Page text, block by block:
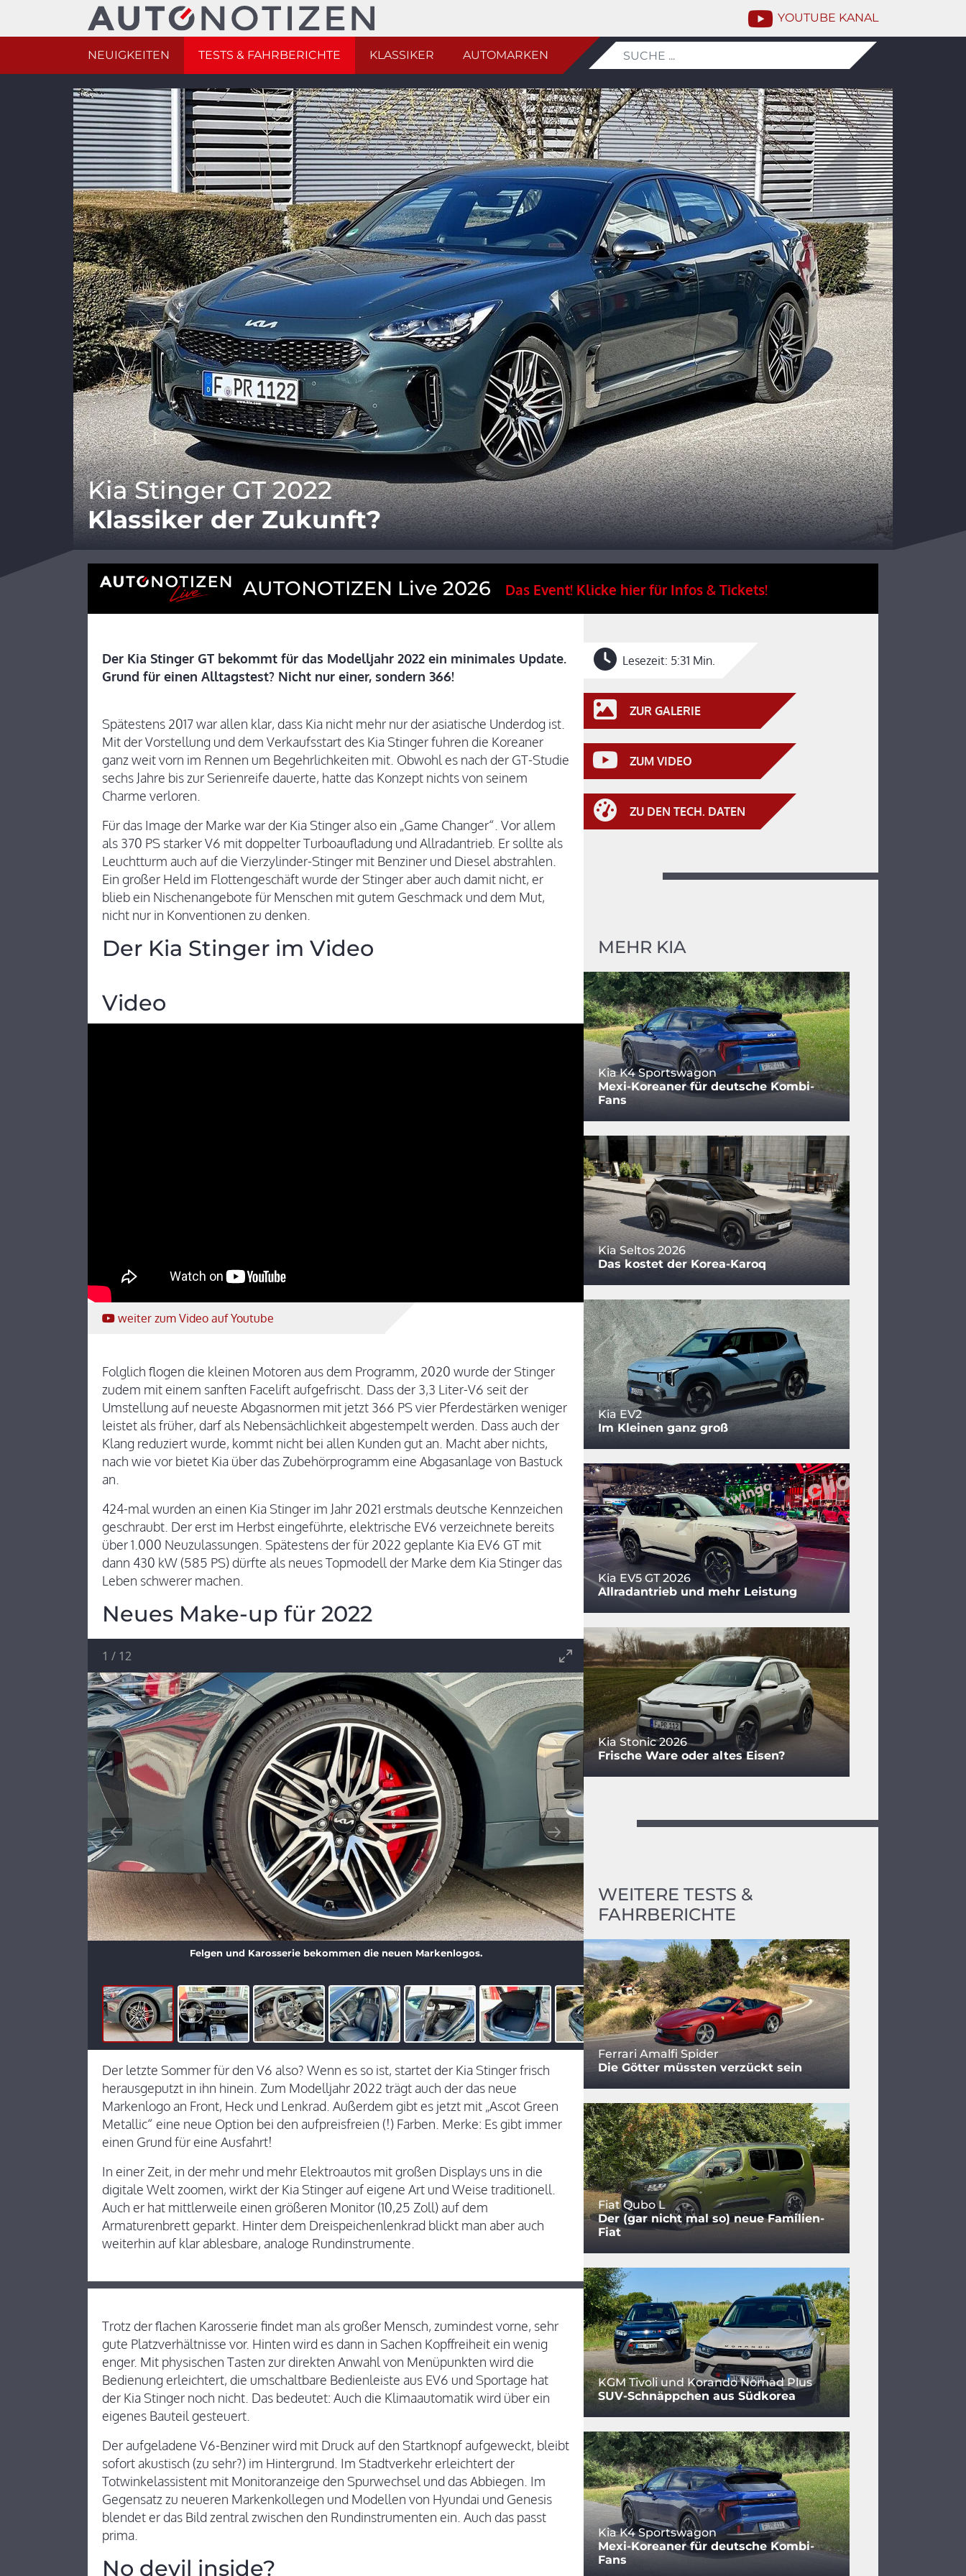
YOUTUBE KANAL
NEUIGKEITEN TESTS & FAHRBERICHTE KLASSIKER AUTOMARKEN
Kia Stinger GT 2022
Klassiker der Zukunft?
AUTONOTIZEN Live 2026 Das Event! Klicke hier für Infos & Tickets!
Der Kia Stinger GT bekommt für das Modelljahr 2022 ein minimales Update.
Grund für einen Alltagstest? Nicht nur einer, sondern 366!
Spätestens 2017 war allen klar, dass Kia nicht mehr nur der asiatische Underdog ist.
Mit der Vorstellung und dem Verkaufsstart des Kia Stinger fuhren die Koreaner
ganz weit vorn im Rennen um Begehrlichkeiten mit. Obwohl es nach der GT-Studie
sechs Jahre bis zur Serienreife dauerte, hatte das Konzept nichts von seinem
Charme verloren.
Für das Image der Marke war der Kia Stinger also ein „Game Changer“. Vor allem
als 370 PS starker V6 mit doppelter Turboaufladung und Allradantrieb. Er sollte als
Leuchtturm auch auf die Vierzylinder-Stinger mit Benziner und Diesel abstrahlen.
Ein großer Held im Flottengeschäft wurde der Stinger aber auch damit nicht, er
blieb ein Nischenangebote für Menschen mit gutem Geschmack und dem Mut,
nicht nur in Konventionen zu denken.
Der Kia Stinger im Video
Video
weiter zum Video auf Youtube
Folglich flogen die kleinen Motoren aus dem Programm, 2020 wurde der Stinger
zudem mit einem sanften Facelift aufgefrischt. Dass der 3,3 Liter-V6 seit der
Umstellung auf neueste Abgasnormen mit jetzt 366 PS vier Pferdestärken weniger
leistet als früher, darf als Nebensächlichkeit abgestempelt werden. Dass auch der
Klang reduziert wurde, kommt nicht bei allen Kunden gut an. Macht aber nichts,
nach wie vor bietet Kia über das Zubehörprogramm eine Abgasanlage von Bastuck
an.
424-mal wurden an einen Kia Stinger im Jahr 2021 erstmals deutsche Kennzeichen
geschraubt. Der erst im Herbst eingeführte, elektrische EV6 verzeichnete bereits
über 1.000 Neuzulassungen. Spätestens der für 2022 geplante Kia EV6 GT mit
dann 430 kW (585 PS) dürfte als neues Topmodell der Marke dem Kia Stinger das
Leben schwerer machen.
Neues Make-up für 2022
Felgen und Karosserie bekommen die neuen Markenlogos.
1 / 12
Der letzte Sommer für den V6 also? Wenn es so ist, startet der Kia Stinger frisch
herausgeputzt in ihn hinein. Zum Modelljahr 2022 trägt auch der das neue
Markenlogo an Front, Heck und Lenkrad. Außerdem gibt es jetzt mit „Ascot Green
Metallic“ eine neue Option bei den aufpreisfreien (!) Farben. Merke: Es gibt immer
einen Grund für eine Ausfahrt!
In einer Zeit, in der mehr und mehr Elektroautos mit großen Displays uns in die
digitale Welt zoomen, wirkt der Kia Stinger auf eigene Art und Weise traditionell.
Auch er hat mittlerweile einen größeren Monitor (10,25 Zoll) auf dem
Armaturenbrett geparkt. Hinter dem Dreispeichenlenkrad blickt man aber auch
weiterhin auf klar ablesbare, analoge Rundinstrumente.
Trotz der flachen Karosserie findet man als großer Mensch, zumindest vorne, sehr
gute Platzverhältnisse vor. Hinten wird es dann in Sachen Kopffreiheit ein wenig
enger. Mit physischen Tasten zur direkten Anwahl von Menüpunkten wird die
Bedienung erleichtert, die umschaltbare Bedienleiste aus EV6 und Sportage hat
der Kia Stinger noch nicht. Das bedeutet: Auch die Klimaautomatik wird über ein
eigenes Bauteil gesteuert.
Der aufgeladene V6-Benziner wird mit Druck auf den Startknopf aufgeweckt, bleibt
sofort akustisch (zu sehr?) im Hintergrund. Im Stadtverkehr erleichtert der
Totwinkelassistent mit Monitoranzeige den Spurwechsel und das Abbiegen. Im
Gegensatz zu neueren Markenkollegen und Modellen von Hyundai und Genesis
blendet er das Bild zentral zwischen den Rundinstrumenten ein. Auch das passt
prima.
No devil inside?
Lesezeit: 5:31 Min.
ZUR GALERIE
ZUM VIDEO
ZU DEN TECH. DATEN
MEHR KIA
Kia K4 Sportswagon
Mexi-Koreaner für deutsche Kombi-
Fans
Kia Seltos 2026
Das kostet der Korea-Karoq
Kia EV2
Im Kleinen ganz groß
Kia EV5 GT 2026
Allradantrieb und mehr Leistung
Kia Stonic 2026
Frische Ware oder altes Eisen?
WEITERE TESTS &
FAHRBERICHTE
Ferrari Amalfi Spider
Die Götter müssten verzückt sein
Fiat Qubo L
Der (gar nicht mal so) neue Familien-
Fiat
KGM Tivoli und Korando Nomad Plus
SUV-Schnäppchen aus Südkorea
Kia K4 Sportswagon
Mexi-Koreaner für deutsche Kombi-
Fans